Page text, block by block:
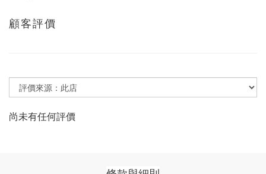
顧客評價
尚未有任何評價